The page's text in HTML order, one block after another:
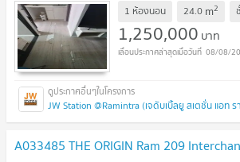
1 ห้องนอน 24.0 m2
1,250,000 บาท
08/08/
JW Station @Ramintra (เจดับเบิ้ลยู สเตชั่น แอท
A033485 THE ORIGIN Ram 209